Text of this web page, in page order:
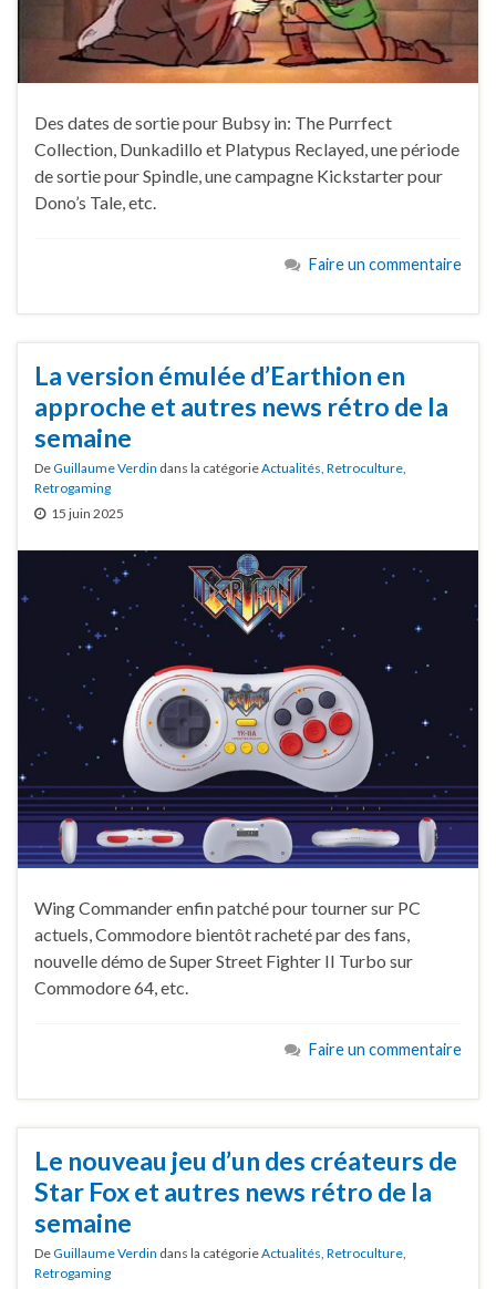
Des dates de sortie pour Bubsy in: The Purrfect
Collection, Dunkadillo et Platypus Reclayed, une période
de sortie pour Spindle, une campagne Kickstarter pour
Dono’s Tale, etc.
Faire un commentaire
La version émulée d’Earthion en
approche et autres news rétro de la
semaine
DeGuillaume Verdin dans la catégorieActualités, Retroculture,
Retrogaming
15 juin 2025
Wing Commander enfin patché pour tourner sur PC
actuels, Commodore bientôt racheté par des fans,
nouvelle démo de Super Street Fighter II Turbo sur
Commodore 64, etc.
Faire un commentaire
Le nouveau jeu d’un des créateurs de
Star Fox et autres news rétro de la
semaine
DeGuillaume Verdin dans la catégorieActualités, Retroculture,
Retrogaming